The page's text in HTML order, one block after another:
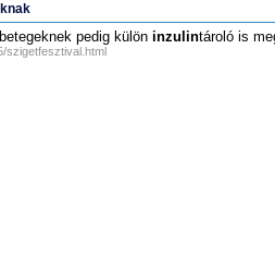
pedig külön inzulintároló is
szigetfesztival.html